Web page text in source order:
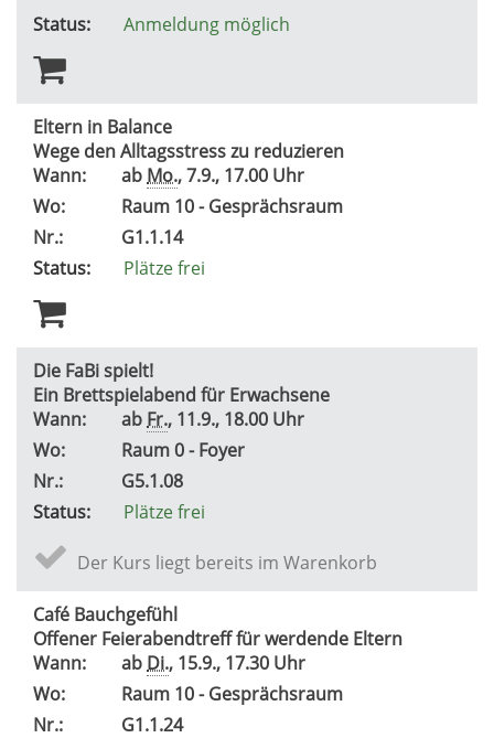
Status:
Anmeldung möglich
Eltern in Balance
Wege den Alltagsstress zu reduzieren
Wann:
ab Mo., 7.9., 17.00 Uhr
Wo:
Raum 10 - Gesprächsraum
Nr.:
G1.1.14
Status:
Plätze frei
Die FaBi spielt!
Ein Brettspielabend für Erwachsene
Wann:
ab Fr., 11.9., 18.00 Uhr
Wo:
Raum 0 - Foyer
Nr.:
G5.1.08
Status:
Plätze frei
Der Kurs liegt bereits im Warenkorb
Café Bauchgefühl
Offener Feierabendtreff für werdende Eltern
Wann:
ab Di., 15.9., 17.30 Uhr
Wo:
Raum 10 - Gesprächsraum
Nr.:
G1.1.24